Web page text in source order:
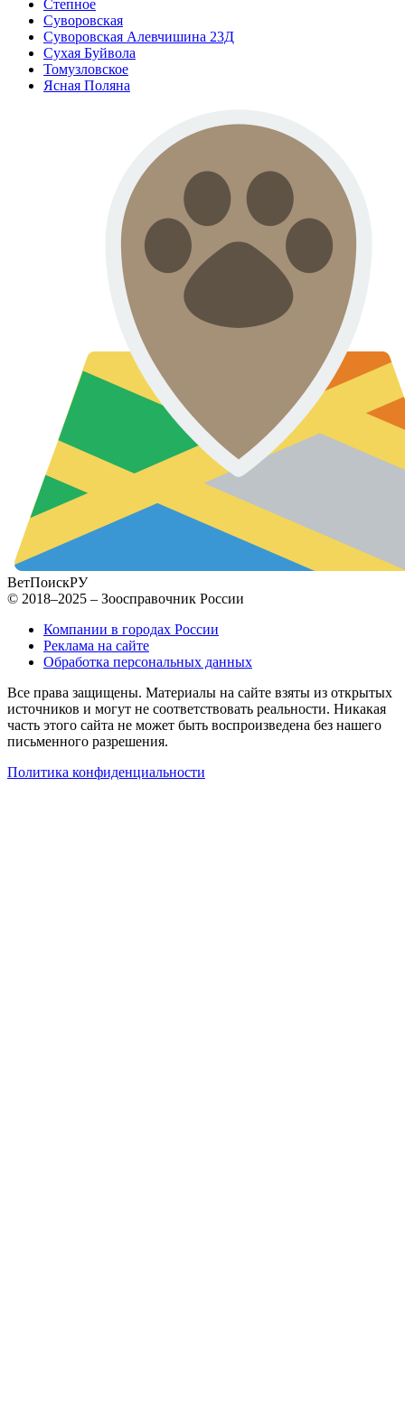
Степное
Суворовская
Суворовская Алевчишина 23Д
Сухая Буйвола
Томузловское
Ясная Поляна
ВетПоискРУ
© 2018–2025 – Зоосправочник России
Компании в городах России
Реклама на сайте
Обработка персональных данных
Все права защищены. Материалы на сайте взяты из открытых
источников и могут не соответствовать реальности. Никакая
часть этого сайта не может быть воспроизведена без нашего
письменного разрешения.
Политика конфиденциальности